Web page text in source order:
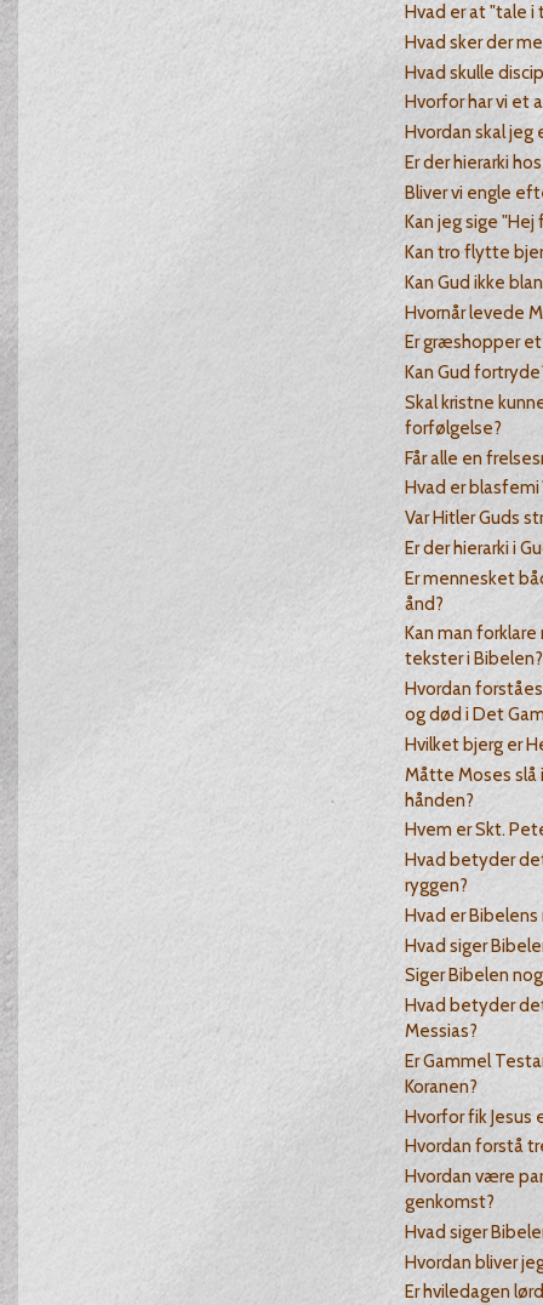
Hvad er at "tale i
Hvad sker der
Hvad skulle
Hvorfor har vi et
Hvordan skal jeg
Er der hierarki
Bliver vi engle
Kan jeg sige "Hej
Kan tro flytte
Kan Gud ikke
Hvornår levede
Er græshopper
Kan Gud
Skal kristne
forfølgelse?
Får alle en
Hvad er
Var Hitler Guds
Er der hierarki i
Er mennesket
ånd?
Kan man
tekster i Bibelen?
Hvordan
og død i Det
Hvilket bjerg er
Måtte Moses slå
hånden?
Hvem er Skt.
Hvad betyder
ryggen?
Hvad er
Hvad siger
Siger Bibelen
Hvad betyder
Messias?
Er Gammel
Koranen?
Hvorfor fik Jesus
Hvordan forstå
Hvordan være
genkomst?
Hvad siger
Hvordan bliver
Er hviledagen